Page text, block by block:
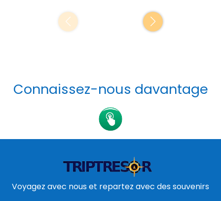
Connaissez-nous davantage
Voyagez avec nous et repartez avec des souvenirs